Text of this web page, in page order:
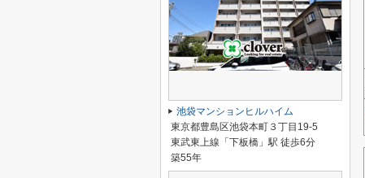
池袋マンションヒルハイム
東京都豊島区池袋本町３丁目19-5
東武東上線「下板橋」駅 徒歩6分
築55年